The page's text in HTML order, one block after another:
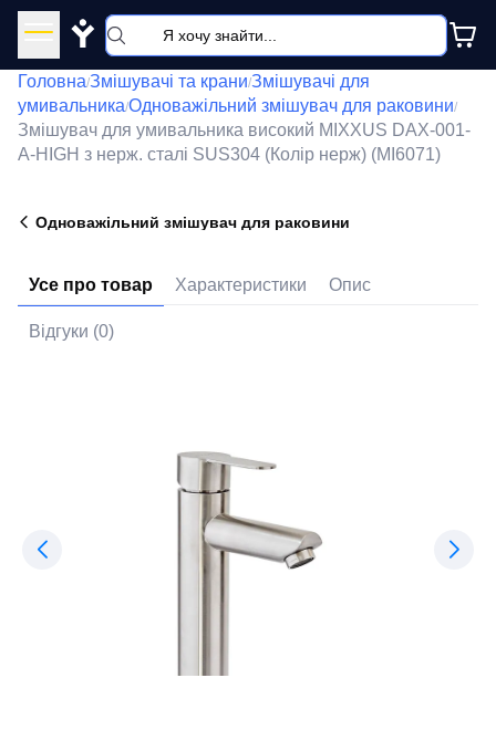
Y
Головна/Змішувачі та крани/Змішувачі для
умивальника/Одноважільний змішувач для раковини/
Змішувач для умивальника високий MIXXUS DAX-001-
A-HIGH з нерж. сталі SUS304 (Колір нерж) (MI6071)
Одноважільний змішувач для раковини
Усе про товар Характеристики Опис
Відгуки (0)